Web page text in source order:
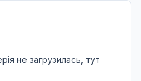
не загрузилась, тут